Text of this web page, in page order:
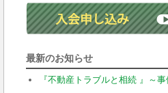
最新のお知らせ
『不動産トラブルと相続 』～